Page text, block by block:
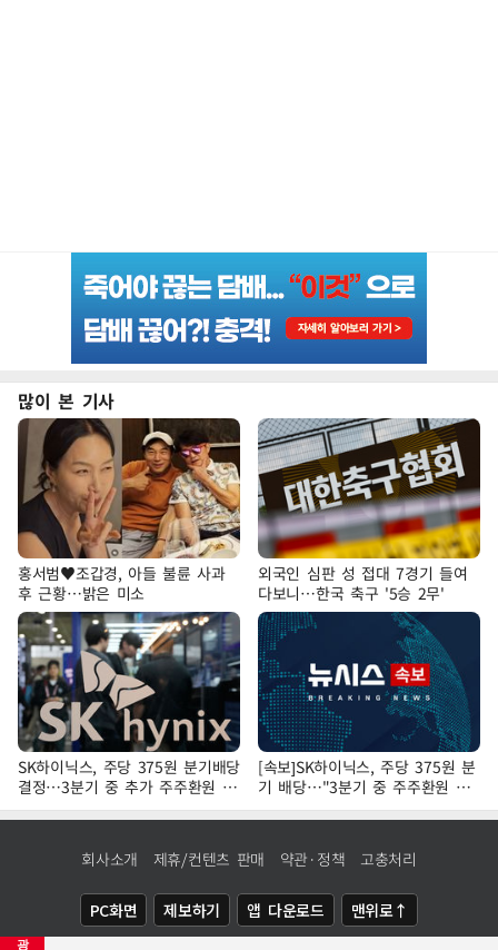
광
많이 본 기사
홍서범♥조갑경, 아들 불륜 사과
후 근황…밝은 미소
외국인 심판 성 접대 7경기 들여
다보니…한국 축구 '5승 2무'
SK하이닉스, 주당 375원 분기배당
결정…3분기 중 추가 주주환원 발
표
[속보]SK하이닉스, 주당 375원 분
기 배당…"3분기 중 주주환원 방
안 확정"
회사소개 제휴/컨텐츠 판매 약관·정책 고충처리
PC화면 제보하기 앱 다운로드 맨위로↑